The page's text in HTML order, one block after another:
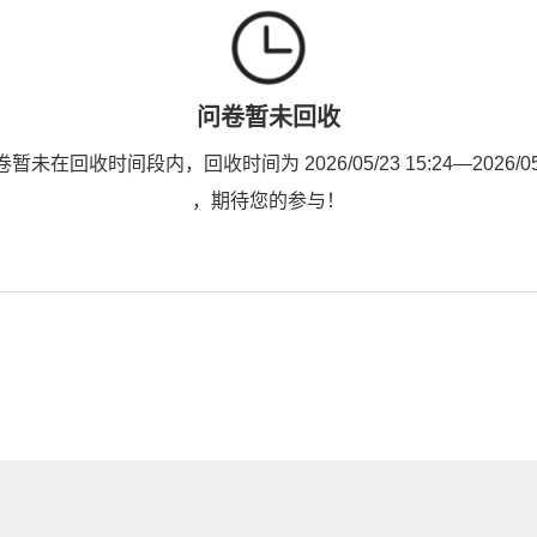
问卷暂未回收
暂未在回收时间段内，回收时间为 2026/05/23 15:24—2026/
，期待您的参与！